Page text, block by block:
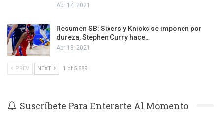
Abr 14, 2021
Resumen SB: Sixers y Knicks se imponen por
dureza, Stephen Curry hace…
Abr 13, 2021
PREV NEXT 1 of 5.889
Suscríbete Para Enterarte Al Momento